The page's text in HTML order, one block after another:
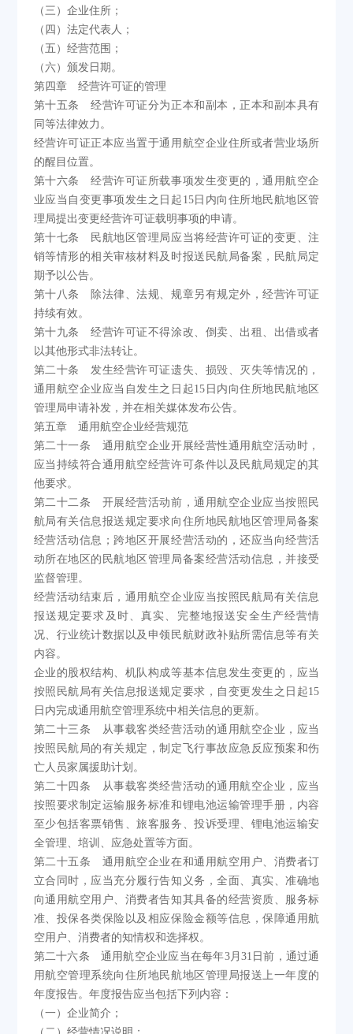
（三）企业住所；
（四）法定代表人；
（五）经营范围；
（六）颁发日期。
第四章 经营许可证的管理
第十五条 经营许可证分为正本和副本，正本和副本具有
同等法律效力。
经营许可证正本应当置于通用航空企业住所或者营业场所
的醒目位置。
第十六条 经营许可证所载事项发生变更的，通用航空企
业应当自变更事项发生之日起15日内向住所地民航地区管
理局提出变更经营许可证载明事项的申请。
第十七条 民航地区管理局应当将经营许可证的变更、注
销等情形的相关审核材料及时报送民航局备案，民航局定
期予以公告。
第十八条 除法律、法规、规章另有规定外，经营许可证
持续有效。
第十九条 经营许可证不得涂改、倒卖、出租、出借或者
以其他形式非法转让。
第二十条 发生经营许可证遗失、损毁、灭失等情况的，
通用航空企业应当自发生之日起15日内向住所地民航地区
管理局申请补发，并在相关媒体发布公告。
第五章 通用航空企业经营规范
第二十一条 通用航空企业开展经营性通用航空活动时，
应当持续符合通用航空经营许可条件以及民航局规定的其
他要求。
第二十二条 开展经营活动前，通用航空企业应当按照民
航局有关信息报送规定要求向住所地民航地区管理局备案
经营活动信息；跨地区开展经营活动的，还应当向经营活
动所在地区的民航地区管理局备案经营活动信息，并接受
监督管理。
经营活动结束后，通用航空企业应当按照民航局有关信息
报送规定要求及时、真实、完整地报送安全生产经营情
况、行业统计数据以及申领民航财政补贴所需信息等有关
内容。
企业的股权结构、机队构成等基本信息发生变更的，应当
按照民航局有关信息报送规定要求，自变更发生之日起15
日内完成通用航空管理系统中相关信息的更新。
第二十三条 从事载客类经营活动的通用航空企业，应当
按照民航局的有关规定，制定飞行事故应急反应预案和伤
亡人员家属援助计划。
第二十四条 从事载客类经营活动的通用航空企业，应当
按照要求制定运输服务标准和锂电池运输管理手册，内容
至少包括客票销售、旅客服务、投诉受理、锂电池运输安
全管理、培训、应急处置等方面。
第二十五条 通用航空企业在和通用航空用户、消费者订
立合同时，应当充分履行告知义务，全面、真实、准确地
向通用航空用户、消费者告知其具备的经营资质、服务标
准、投保各类保险以及相应保险金额等信息，保障通用航
空用户、消费者的知情权和选择权。
第二十六条 通用航空企业应当在每年3月31日前，通过通
用航空管理系统向住所地民航地区管理局报送上一年度的
年度报告。年度报告应当包括下列内容：
（一）企业简介；